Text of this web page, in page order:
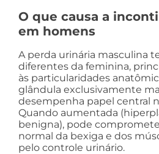
O que causa a
em homens
A perda urinária masculina
diferentes da feminina,
às particularidades
glândula exclusivamente
desempenha papel central
Quando aumentada
benigna), pode
normal da bexiga e dos
pelo controle urinário.